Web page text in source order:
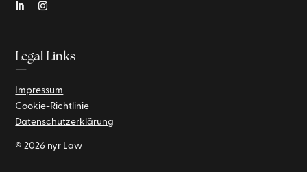
Legal Links
—
Impressum
Cookie-Richtlinie
Datenschutzerklärung
© 2026 nyr Law